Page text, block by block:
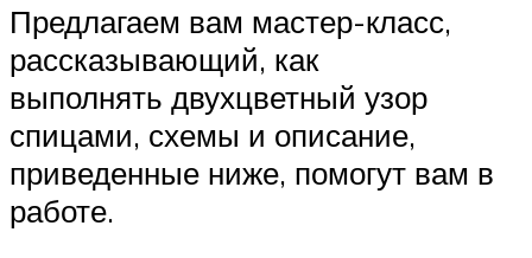
Предлагаем вам мастер-класс,
рассказывающий, как
выполнять двухцветный узор
спицами, схемы и описание,
приведенные ниже, помогут вам в
работе.